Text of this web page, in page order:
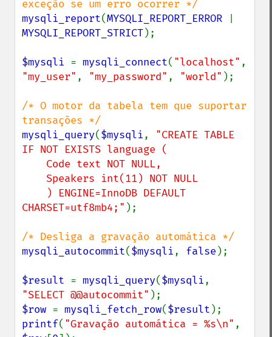
mysqli_report(MYSQLI_REPORT_ERROR
MYSQLI_REPORT_STRICT);
$mysqli = mysqli_connect( "localhost"
"my_user" , "my_password" , "world" );
/* O motor da tabela tem que suportar
mysqli_query($mysqli, "CREATE TABLE
IF NOT EXISTS language (
CHARSET=utf8mb4;" );
mysqli_autocommit($mysqli, false );
$result = mysqli_query($mysqli
"SELECT @@autocommit"
$row = mysqli_fetch_row($result
printf( "Gravação automática = %s\n"